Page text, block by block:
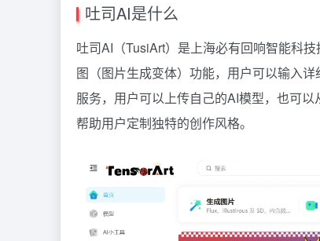
吐司AI是什么
吐司AI（TusiArt）是上海必有回响智能科
图（图片生成变体）功能，用户可以输入
服务，用户可以上传自己的AI模型，也可
帮助用户定制独特的创作风格。